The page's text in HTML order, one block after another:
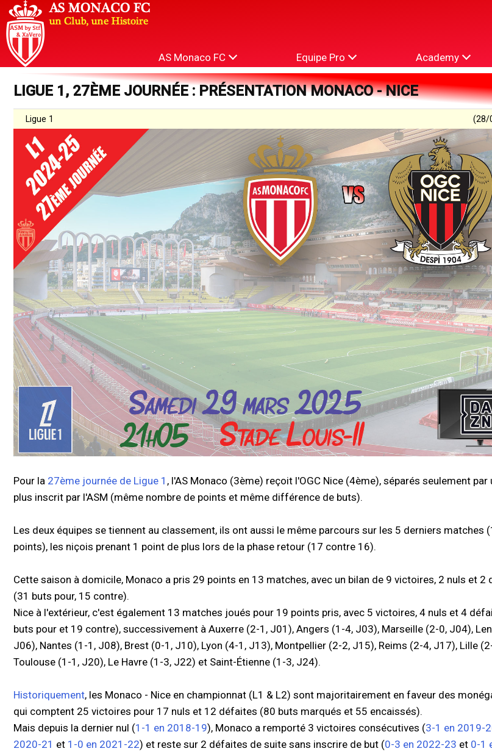
AS Monaco FC Equipe Pro Academy
LIGUE 1, 27ÈME JOURNÉE : PRÉSENTATION MONACO - NICE
Ligue 1 (28/
Pour la 27ème journée de Ligue 1 , l'AS Monaco (3ème) reçoit l'OGC Nice (4ème), séparés seulement par
plus inscrit par l'ASM (même nombre de points et même différence de buts).
Les deux équipes se tiennent au classement, ils ont aussi le même parcours sur les 5 derniers matches
points), les niçois prenant 1 point de plus lors de la phase retour (17 contre 16).
Cette saison à domicile, Monaco a pris 29 points en 13 matches, avec un bilan de 9 victoires, 2 nuls et 2
(31 buts pour, 15 contre).
Nice à l'extérieur, c'est également 13 matches joués pour 19 points pris, avec 5 victoires, 4 nuls et 4
buts pour et 19 contre), successivement à Auxerre (2-1, J01), Angers (1-4, J03), Marseille (2-0, J04),
J06), Nantes (1-1, J08), Brest (0-1, J10), Lyon (4-1, J13), Montpellier (2-2, J15), Reims (2-4, J17), Lille
Toulouse (1-1, J20), Le Havre (1-3, J22) et Saint-Étienne (1-3, J24).
Historiquement, les Monaco - Nice en championnat (L1 & L2) sont majoritairement en faveur des
qui comptent 25 victoires pour 17 nuls et 12 défaites (80 buts marqués et 55 encaissés).
Mais depuis la dernier nul (1-1 en 2018-19), Monaco a remporté 3 victoires consécutives (3-1 en 2019-
2020-21 et 1-0 en 2021-22) et reste sur 2 défaites de suite sans inscrire de but (0-3 en 2022-23 et 0-1